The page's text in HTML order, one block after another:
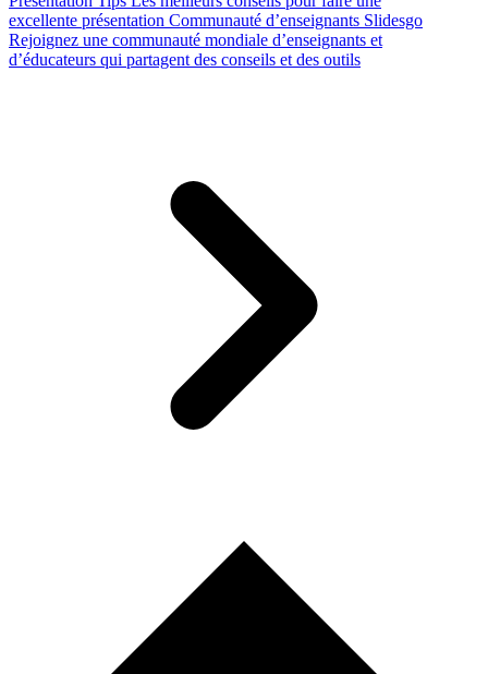
excellente présentation Communauté d’enseignants Slidesgo
Rejoignez une communauté mondiale d’enseignants et
d’éducateurs qui partagent des conseils et des outils